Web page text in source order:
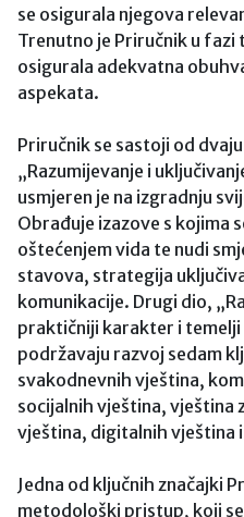
se osigurala njegova
Trenutno je Priručnik u fazi
osigurala adekvatna
aspekata.
Priručnik se sastoji od
„Razumijevanje i
usmjeren je na izgradnju
Obrađuje izazove s kojima
oštećenjem vida te nudi
stavova, strategija
komunikacije. Drugi dio,
praktičniji karakter i temelji
podržavaju razvoj sedam
svakodnevnih vještina,
socijalnih vještina,
vještina, digitalnih vještina
Jedna od ključnih značajki
metodološki pristup, koji